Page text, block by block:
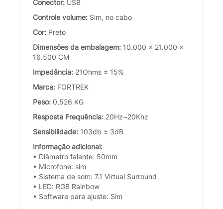
Conector: USB
Controle volume: Sim, no cabo
Cor: Preto
Dimensões da embalagem: 10.000 x 21.000 x
16.500 CM
Impedância: 21Ohms ± 15%
Marca: FORTREK
Peso: 0,526 KG
Resposta Frequência: 20Hz~20Khz
Sensibilidade: 103db ± 3dB
Informação adicional:
• Diâmetro falante: 50mm
• Microfone: sim
• Sistema de som: 7.1 Virtual Surround
• LED: RGB Rainbow
• Software para ajuste: Sim